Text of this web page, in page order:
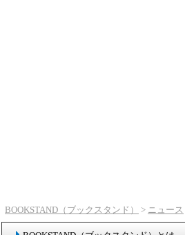
BOOKSTAND（ブックスタンド） > ニュース